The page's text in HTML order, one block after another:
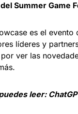
Summer Game
es el
líderes y
ver las
leer: